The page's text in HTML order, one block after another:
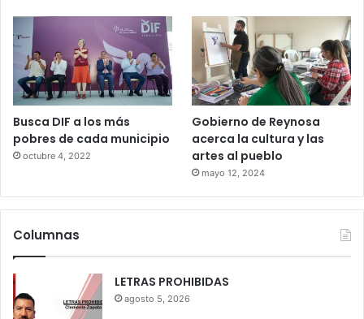
Busca DIF a los más
pobres de cada municipio
octubre 4, 2022
Gobierno de Reynosa
acerca la cultura y las
artes al pueblo
mayo 12, 2024
Columnas
LETRAS PROHIBIDAS
agosto 5, 2026